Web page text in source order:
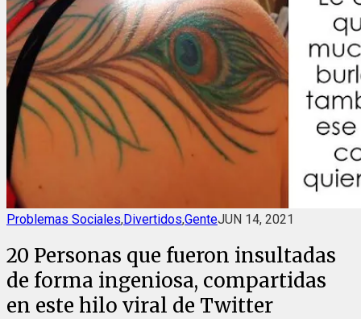
Problemas Sociales,Divertidos,GenteJUN 14, 2021
20 Personas que fueron insultadas
de forma ingeniosa, compartidas
en este hilo viral de Twitter